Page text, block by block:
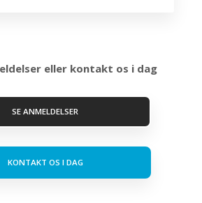
eller kontakt os i dag
SE ANMELDELSER
KONTAKT OS I DAG